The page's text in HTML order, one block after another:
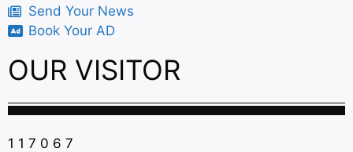
Send Your News
Book Your AD
OUR VISITOR
1 1 7 0 6 7